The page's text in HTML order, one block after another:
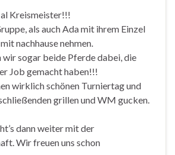
Kreismeister!!!
als auch Ada mit ihrem Einzel
nachhause nehmen.
sogar beide Pferde dabei, die
Job gemacht haben!!!
wirklich schönen Turniertag und
grillen und WM gucken.
dann weiter mit der
Wir freuen uns schon